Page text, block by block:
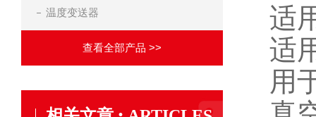
适
适
用
温度变送器
查看全部产品 >>